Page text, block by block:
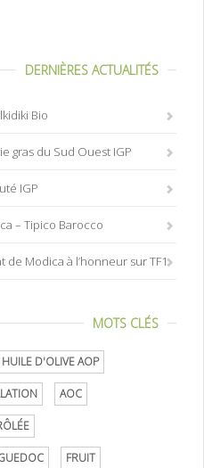
DERNIÈRES ACTUALITÉS
Bio
gras du Sud Ouest IGP
IGP
– Tipico Barocco
de Modica à l’honneur sur TF1
MOTS CLÉS
HUILE D'OLIVE AOP
AOC
FRUIT